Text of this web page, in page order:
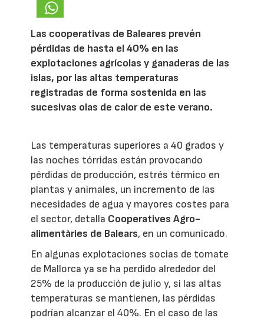
Las cooperativas de Baleares prevén
pérdidas de hasta el 40% en las
explotaciones agrícolas y ganaderas de las
islas, por las altas temperaturas
registradas de forma sostenida en las
sucesivas olas de calor de este verano.
Las temperaturas superiores a 40 grados y
las noches tórridas están provocando
pérdidas de producción, estrés térmico en
plantas y animales, un incremento de las
necesidades de agua y mayores costes para
el sector, detalla Cooperatives Agro-
alimentàries de Balears, en un comunicado.
En algunas explotaciones socias de tomate
de Mallorca ya se ha perdido alrededor del
25% de la producción de julio y, si las altas
temperaturas se mantienen, las pérdidas
podrían alcanzar el 40%. En el caso de las